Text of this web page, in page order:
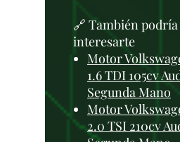
🔗 También podría
interesarte
Motor
1.6 TDI 105cv
Segunda Mano
Motor
2.0 TSI 210cv